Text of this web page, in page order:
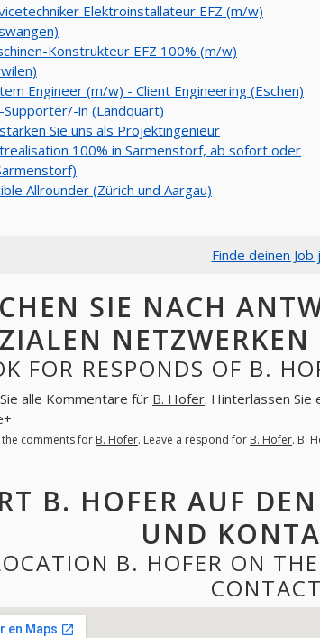
Elektroinstallateur EFZ (m/w)
Konstrukteur EFZ 100% (m/w)
Engineer (m/w) - Client Engineering (Eschen)
Supporter/-in (Landquart)
Sie uns als Projektingenieur
100% in Sarmenstorf, ab sofort oder
Allrounder (Zürich und Aargau)
Finde deinen
SIE NACH
NETZWERKEN
FOR RESPONDS OF B.
alle Kommentare für B. Hofer. Hinterlassen
the comments for B. Hofer. Leave a respond for B. Hofer. B.
B. HOFER AUF
UND
B. HOFER ON